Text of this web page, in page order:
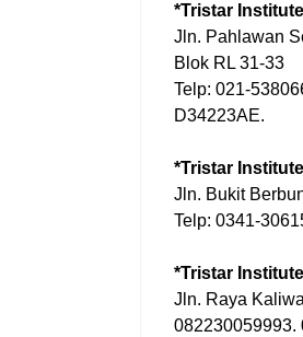
*Tristar
Jln. Pahlawan
Blok RL 31-33
Telp: 021-
D34223AE.
*Tristar
Jln. Bukit
Telp: 0341-
*Tristar
Jln. Raya
082230059993.